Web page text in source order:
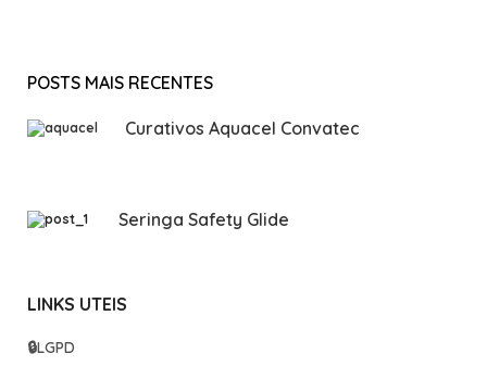
POSTS MAIS RECENTES
Curativos Aquacel Convatec
Seringa Safety Glide
LINKS UTEIS
🔒LGPD